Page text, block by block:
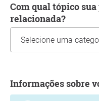
Com qual tópico sua petição está mais
relacionada?
Informações sobre